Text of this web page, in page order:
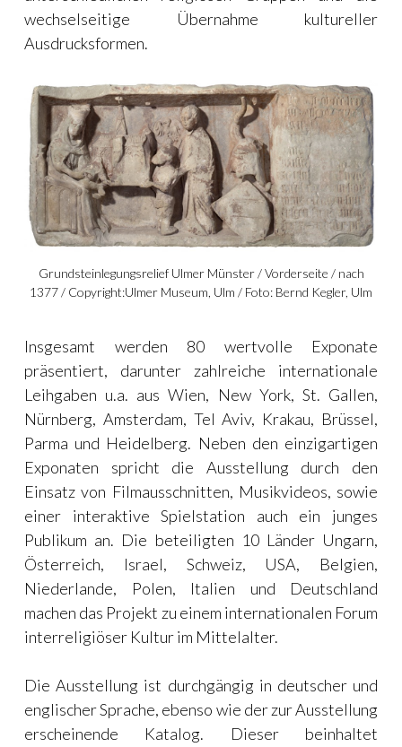
wechselseitige Übernahme kultureller
Ausdrucksformen.
Grundsteinlegungsrelief Ulmer Münster / Vorderseite / nach
1377 / Copyright:Ulmer Museum, Ulm / Foto: Bernd Kegler, Ulm
Insgesamt werden 80 wertvolle Exponate
präsentiert, darunter zahlreiche internationale
Leihgaben u.a. aus Wien, New York, St. Gallen,
Nürnberg, Amsterdam, Tel Aviv, Krakau, Brüssel,
Parma und Heidelberg. Neben den einzigartigen
Exponaten spricht die Ausstellung durch den
Einsatz von Filmausschnitten, Musikvideos, sowie
einer interaktive Spielstation auch ein junges
Publikum an. Die beteiligten 10 Länder Ungarn,
Österreich, Israel, Schweiz, USA, Belgien,
Niederlande, Polen, Italien und Deutschland
machen das Projekt zu einem internationalen Forum
interreligiöser Kultur im Mittelalter.
Die Ausstellung ist durchgängig in deutscher und
englischer Sprache, ebenso wie der zur Ausstellung
erscheinende Katalog. Dieser beinhaltet